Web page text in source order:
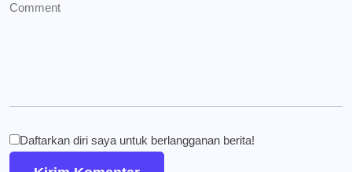
Daftarkan diri saya untuk berlangganan berita!